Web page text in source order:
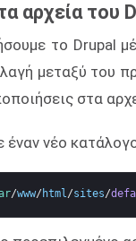
αρχεία του
το Drupal
μεταξύ του
στα
έναν νέο
/www/ html/sites/